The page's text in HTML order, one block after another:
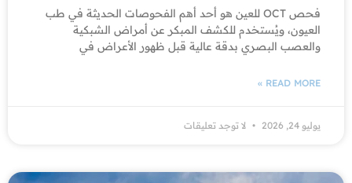
فحص OCT للعين هو أحد أهم الفحوصات الحديثة في طب
العيون، ويُستخدم للكشف المبكر عن أمراض الشبكية
والعصب البصري بدقة عالية قبل ظهور الأعراض في
READ MORE »
يوليو 24, 2026 لا توجد تعليقات